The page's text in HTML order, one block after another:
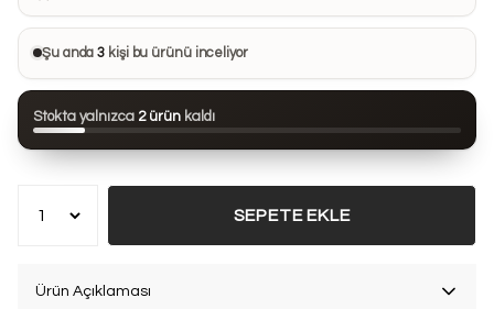
Bu ürünü 21 kişi favorilerine ekledi
Bu ürün son 24 saatte105 kezgörüntülendi
Şu anda3 kişi bu ürünü inceliyor
Stokta yalnızca 2 ürün kaldı
SEPETE EKLE
Ürün Açıklaması